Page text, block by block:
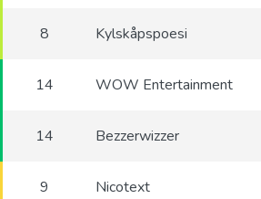
8 Kylskåpspoesi
14 WOW Entertainment
14 Bezzerwizzer
9 Nicotext